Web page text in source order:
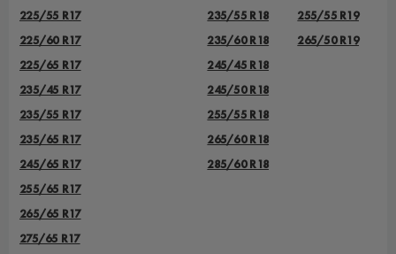
225/55 R17
225/60 R17
225/65 R17
235/45 R17
235/55 R17
235/65 R17
245/65 R17
255/65 R17
265/65 R17
275/65 R17
235/55 R18
235/60 R18
245/45 R18
245/50 R18
255/55 R18
265/60 R18
285/60 R18
255/55 R19
265/50 R19